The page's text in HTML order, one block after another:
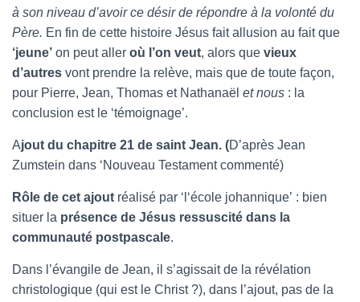
à son niveau d’avoir ce désir de répondre à la volonté du
Père. En fin de cette histoire Jésus fait allusion au fait que
‘jeune’ on peut aller où l’on veut, alors que vieux
d’autres vont prendre la relève, mais que de toute façon,
pour Pierre, Jean, Thomas et Nathanaël et nous : la
conclusion est le ‘témoignage’.
Ajout du chapitre 21 de saint Jean. (D’après Jean
Zumstein dans ‘Nouveau Testament commenté)
Rôle de cet ajout réalisé par ‘l‘école johannique’ : bien
situer la présence de Jésus ressuscité dans la
communauté postpascale.
Dans l’évangile de Jean, il s’agissait de la révélation
christologique (qui est le Christ ?), dans l’ajout, pas de la